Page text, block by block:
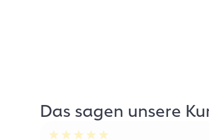
Das sagen unsere